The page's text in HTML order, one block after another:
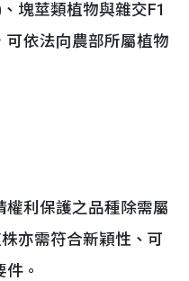
塊莖類植物與雜交F1
可依法向農部所屬植物
利保護之品種除需屬
亦需符合新穎性、可
。